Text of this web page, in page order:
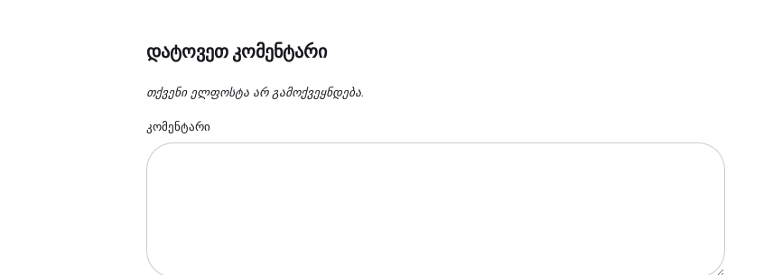
დატოვეთ კომენტარი
თქვენი ელფოსტა არ გამოქვეყნდება.
კომენტარი